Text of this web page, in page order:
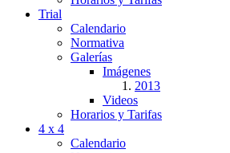
Trial
Calendario
Normativa
Galerías
Imágenes
2013
Videos
Horarios y Tarifas
4 x 4
Calendario